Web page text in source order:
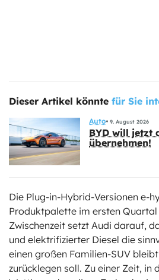
Dieser Artikel könnte für Sie
Auto 9. August 2026
BYD will jetzt
übernehmen!
Die Plug-in-Hybrid-Versionen e-
Produktpalette im ersten
Zwischenzeit setzt Audi darauf,
und elektrifizierter Diesel die
einen großen Familien-SUV
zurücklegen soll. Zu einer Zeit, in